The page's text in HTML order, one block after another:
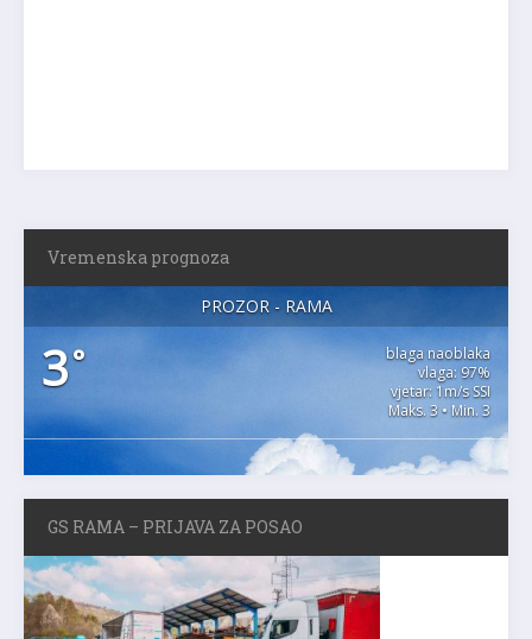
Vremenska prognoza
PROZOR - RAMA
3°
blaga naoblaka
vlaga: 97%
vjetar: 1m/s SSI
Maks. 3 • Min. 3
GS RAMA – PRIJAVA ZA POSAO